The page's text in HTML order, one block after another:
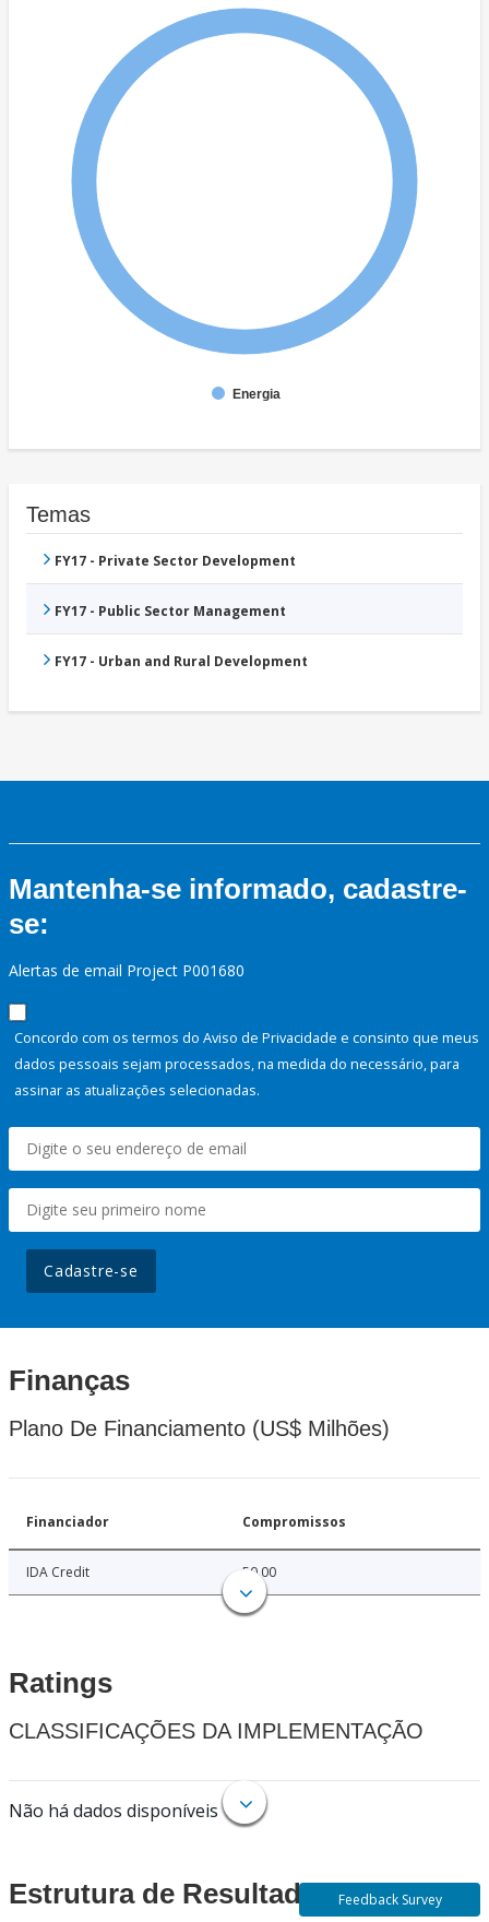
Energia
Temas
FY17 - Private Sector Development
FY17 - Public Sector Management
FY17 - Urban and Rural Development
Mantenha-se informado, cadastre-
se:
Alertas de email Project P001680
Concordo com os termos do Aviso de Privacidade e consinto que meus
dados pessoais sejam processados, na medida do necessário, para
assinar as atualizações selecionadas.
Cadastre-se
Finanças
Plano De Financiamento (US$ Milhões)
Financiador Compromissos
IDA Credit 50.00
Ratings
CLASSIFICAÇÕES DA IMPLEMENTAÇÃO
Não há dados disponíveis
Estrutura de Resultados Feedback Survey